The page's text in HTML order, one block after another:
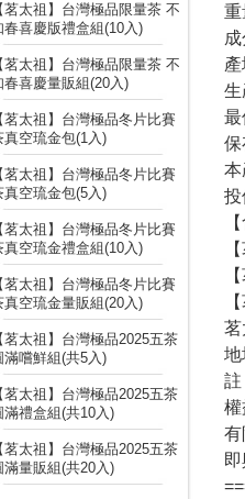
茗太祖】台灣極品限量茶 不
春喜慶版禮盒組(10入)
茗太祖】台灣極品限量茶 不
春喜慶量販組(20入)
茗太祖】台灣極品冬片比賽
真空琉金包(1入)
茗太祖】台灣極品冬片比賽
真空琉金包(5入)
茗太祖】台灣極品冬片比賽
真空琉金禮盒組(10入)
茗太祖】台灣極品冬片比賽
真空琉金量販組(20入)
茗太祖】台灣極品2025五茶
滿嚐鮮組(共5入)
茗太祖】台灣極品2025五茶
滿禮盒組(共10入)
茗太祖】台灣極品2025五茶
滿量販組(共20入)
重
生
最
保
本
投
茗
地
註
權
有